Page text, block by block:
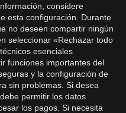
considere
esta configuración. Durante
no deseen compartir ningún
seleccionar «Rechazar todo
esenciales
funciones importantes del
y la configuración de
sin problemas. Si desea
permitir los datos
los pagos. Si necesita